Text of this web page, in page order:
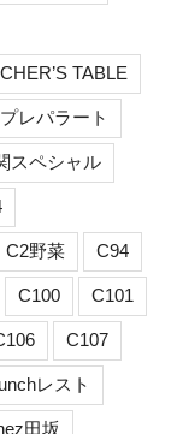
TABLE
レパラート
スペシャル
C2野菜 C94
C100 C101
C107
レスト
田坂